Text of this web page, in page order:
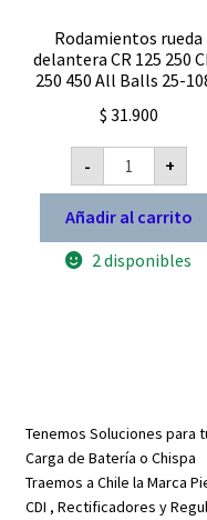
Rodamientos rueda
delantera CR 125 250
250 450 All Balls 25-
$ 31.900
-
Rodamientos
rueda
delantera
CR
125
250
CRF
+
Añadir al carrito
2 disponibles
Tenemos Soluciones
Carga de Batería o Chispa
Traemos a Chile la Marca
CDI , Rectificadores y